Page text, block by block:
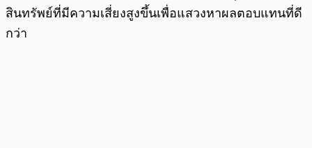
สินทรัพย์ที่มีความเสี่ยงสูงขึ้นเพื่อแสวงหาผลตอบแทนที่ดี
กว่า